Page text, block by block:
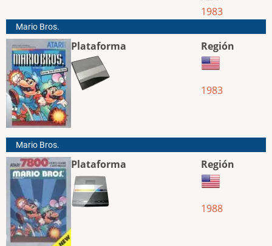
1983
Mario Bros.
Plataforma Región
1983
Mario Bros.
Plataforma Región
1988